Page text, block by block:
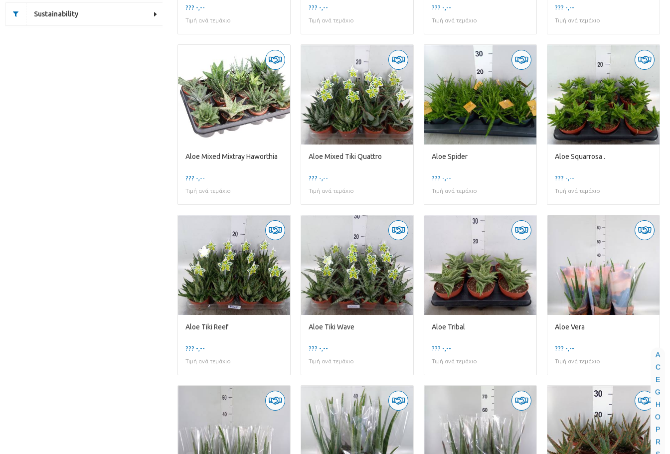
A
C
E
G
H
O
P
R
Sustainability
??? -,--
Τιμή ανά τεμάχιο
??? -,--
Τιμή ανά τεμάχιο
??? -,--
Τιμή ανά τεμάχιο
??? -,--
Τιμή ανά τεμάχιο
Aloe Mixed Mixtray Haworthia
??? -,--
Τιμή ανά τεμάχιο
Aloe Mixed Tiki Quattro
??? -,--
Τιμή ανά τεμάχιο
Aloe Spider
??? -,--
Τιμή ανά τεμάχιο
Aloe Squarrosa .
??? -,--
Τιμή ανά τεμάχιο
Aloe Tiki Reef
??? -,--
Τιμή ανά τεμάχιο
Aloe Tiki Wave
??? -,--
Τιμή ανά τεμάχιο
Aloe Tribal
??? -,--
Τιμή ανά τεμάχιο
Aloe Vera
??? -,--
Τιμή ανά τεμάχιο